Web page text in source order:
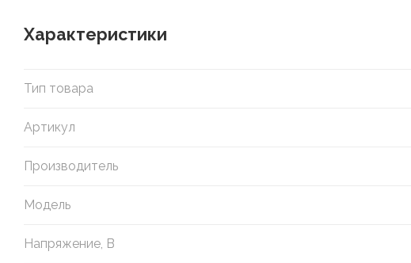
Характеристики
Тип товара
Артикул
Производитель
Модель
Напряжение, В